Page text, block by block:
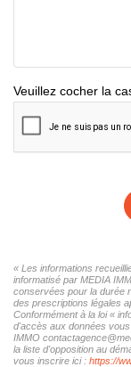
Veuillez cocher la
« Les informations
informatisé par MEDIA
conservées pour la durée
des prescriptions légales
Conformément à la loi «
d'accès aux données
IMMO
la liste d'opposition au
vous inscrire ici : https://